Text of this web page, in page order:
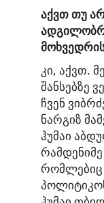
აქვთ თუ
კი, აქვთ.
შანსებზე
ჩვენ
ნარგიზ
ჰუმაი